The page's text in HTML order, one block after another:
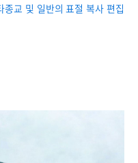
교 및 일반의 표절 복사 편집